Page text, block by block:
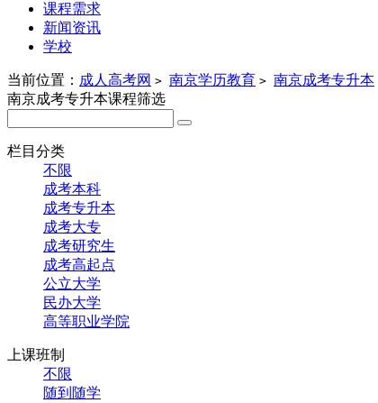
课程需求
新闻资讯
学校
当前位置： 成人高考网 > 南京学历教育 > 南京成考专升本
南京成考专升本课程筛选
栏目分类
不限
成考本科
成考专升本
成考大专
成考研究生
成考高起点
公立大学
民办大学
高等职业学院
上课班制
不限
随到随学